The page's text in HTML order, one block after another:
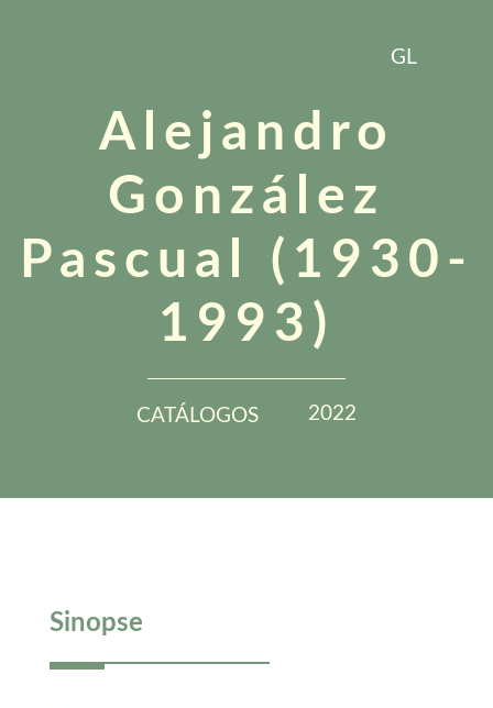
Alejandro
González
Pascual (1930-
1993)
CATÁLOGOS 2022
Sinopse
GL